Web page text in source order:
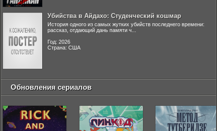
Убийства в Айдахо: Студенческий кошмар
История одного из самых жутких убийств последнего времени:
рассказ, отдающий дань памяти ч...
Год: 2026
Страна: США
Обновления сериалов